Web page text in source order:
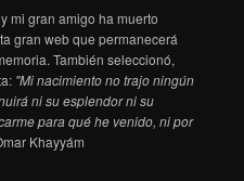
mi gran amigo ha muerto
gran web que permanecerá
También seleccionó,
"Mi nacimiento no trajo ningún
ni su esplendor ni su
para qué he venido, ni por
Khayyám